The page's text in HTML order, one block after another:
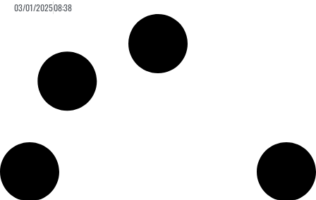
03/01/202508:38